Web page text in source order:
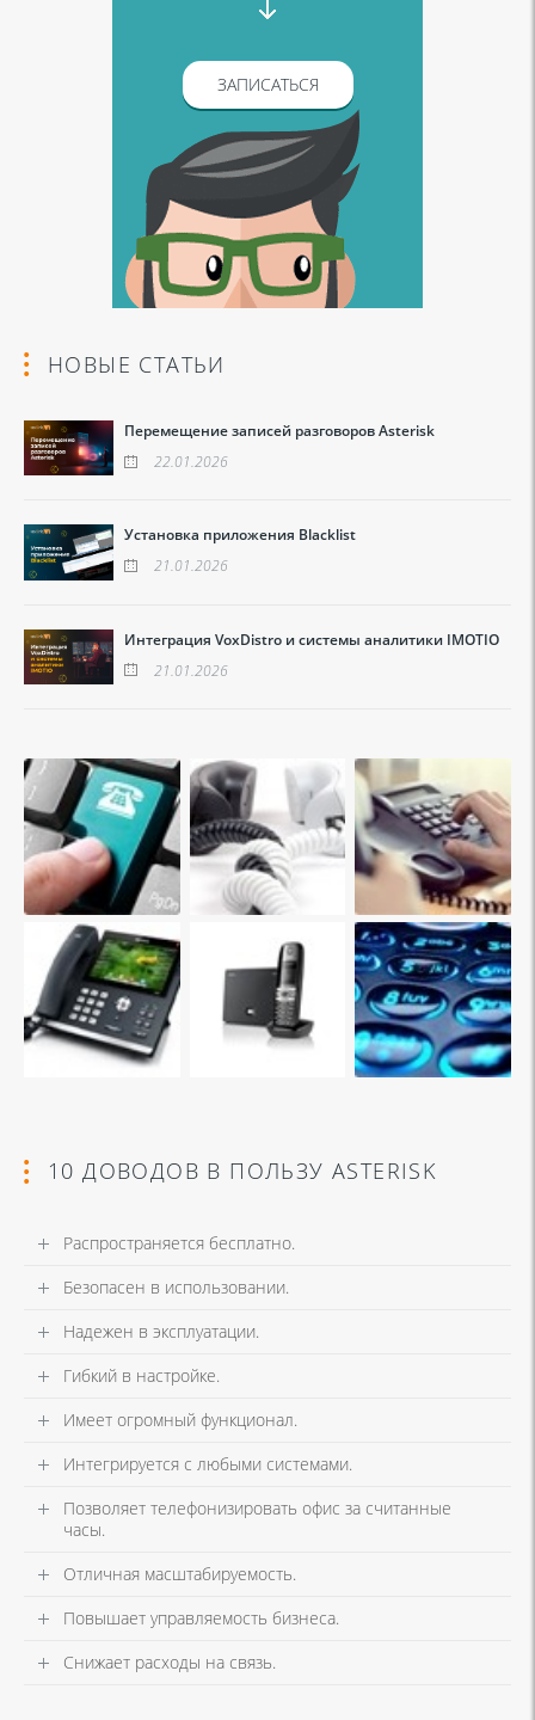
ЗАПИСАТЬСЯ
НОВЫЕ СТАТЬИ
Перемещение записей разговоров Asterisk
22.01.2026
Установка приложения Blacklist
21.01.2026
Интеграция VoxDistro и системы аналитики IMOTIO
21.01.2026
10 ДОВОДОВ В ПОЛЬЗУ ASTERISK
Распространяется бесплатно.
Безопасен в использовании.
Надежен в эксплуатации.
Гибкий в настройке.
Имеет огромный функционал.
Интегрируется с любыми системами.
Позволяет телефонизировать офис за считанные
часы.
Отличная масштабируемость.
Повышает управляемость бизнеса.
Снижает расходы на связь.